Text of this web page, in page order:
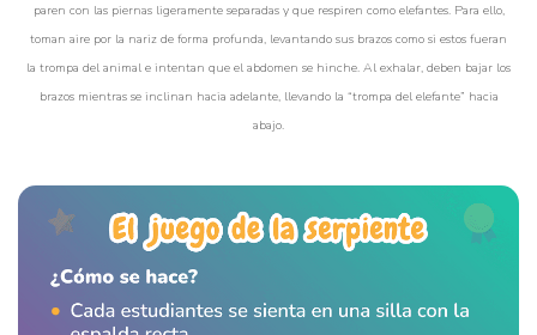
paren con las piernas ligeramente separadas y que respiren como elefantes. Para ello,
toman aire por la nariz de forma profunda, levantando sus brazos como si estos fueran
la trompa del animal e intentan que el abdomen se hinche. Al exhalar, deben bajar los
brazos mientras se inclinan hacia adelante, llevando la “trompa del elefante” hacia
abajo.